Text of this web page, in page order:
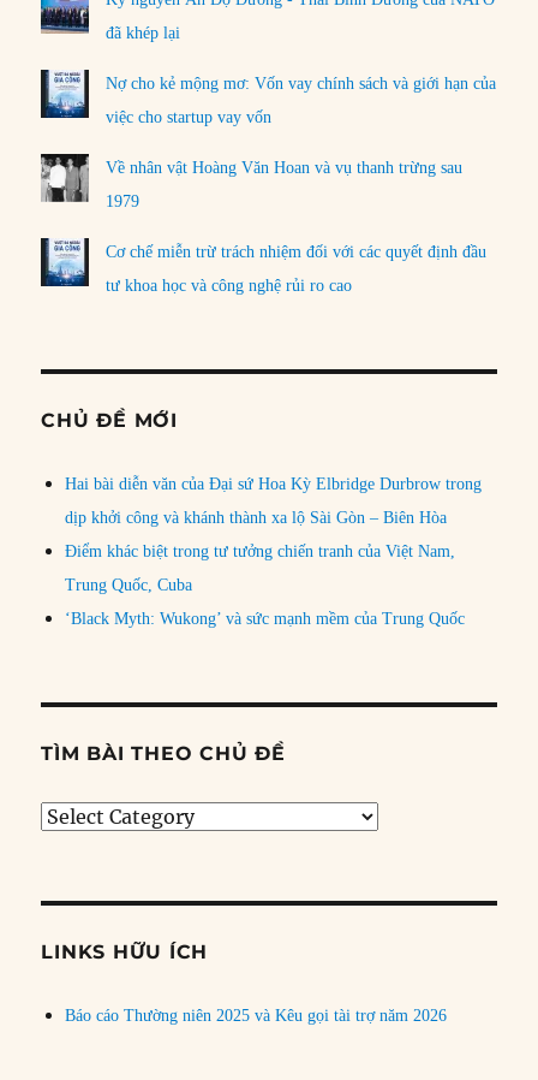
đã khép lại
Nợ cho kẻ mộng mơ: Vốn vay chính sách và giới hạn của
việc cho startup vay vốn
Về nhân vật Hoàng Văn Hoan và vụ thanh trừng sau
1979
Cơ chế miễn trừ trách nhiệm đối với các quyết định đầu
tư khoa học và công nghệ rủi ro cao
CHỦ ĐỀ MỚI
Hai bài diễn văn của Đại sứ Hoa Kỳ Elbridge Durbrow trong
dịp khởi công và khánh thành xa lộ Sài Gòn – Biên Hòa
Điểm khác biệt trong tư tưởng chiến tranh của Việt Nam,
Trung Quốc, Cuba
‘Black Myth: Wukong’ và sức mạnh mềm của Trung Quốc
TÌM BÀI THEO CHỦ ĐỀ
Tìm
đề
LINKS HỮU ÍCH
Báo cáo Thường niên 2025 và Kêu gọi tài trợ năm 2026